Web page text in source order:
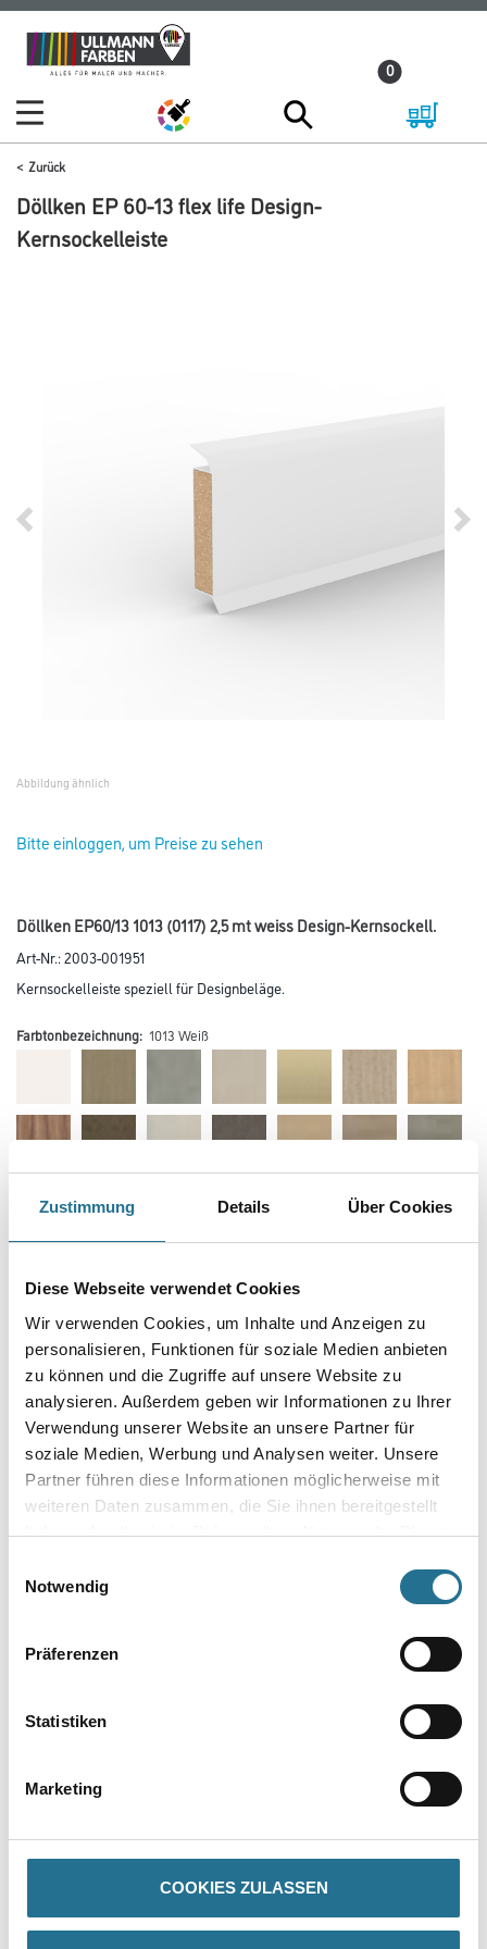
Zustimmung Details Über Cookies
Diese Webseite verwendet Cookies
Wir verwenden Cookies, um Inhalte und Anzeigen zu
personalisieren, Funktionen für soziale Medien anbieten
zu können und die Zugriffe auf unsere Website zu
analysieren. Außerdem geben wir Informationen zu Ihrer
Verwendung unserer Website an unsere Partner für
soziale Medien, Werbung und Analysen weiter. Unsere
Partner führen diese Informationen möglicherweise mit
weiteren Daten zusammen, die Sie ihnen bereitgestellt
haben oder die sie im Rahmen Ihrer Nutzung der Dienste
Notwendig
Präferenzen
Statistiken
Marketing
COOKIES ZULASSEN
Zum
Inhalt
Zum
Navigationsmenü
0
Zurück
Döllken EP 60-13 flex life Design-
Kernsockelleiste
Abbildung ähnlich
Bitte einloggen, um Preise zu sehen
Döllken EP60/13 1013 (0117) 2,5 mt weiss Design-Kernsockell.
Art-Nr.:2003-001951
Kernsockelleiste speziell für Designbeläge.
Farbtonbezeichnung: 1013 Weiß
Farbtonbezeichnung
Länge in centimeter
Breite in centimeter
Gebinde
Umrechnungsfaktoren
PRODUKTEIGENSCHAFTEN
- HDF Kern, ummantelt mit dem chlorfreien Polyblend auf Basis